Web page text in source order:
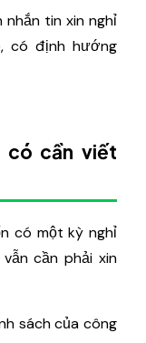
nhắn tin xin nghỉ
có định hướng
có cần viết
có một kỳ nghỉ
cần phải xin
sách của công